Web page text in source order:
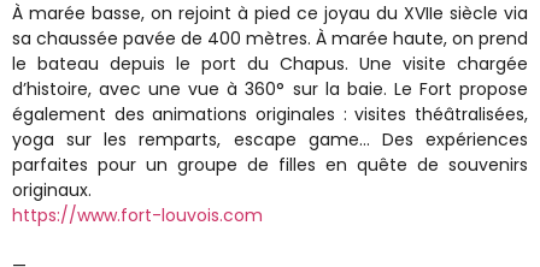
À marée basse, on rejoint à pied ce joyau du XVIIe siècle via
sa chaussée pavée de 400 mètres. À marée haute, on prend
le bateau depuis le port du Chapus. Une visite chargée
d’histoire, avec une vue à 360° sur la baie. Le Fort propose
également des animations originales : visites théâtralisées,
yoga sur les remparts, escape game… Des expériences
parfaites pour un groupe de filles en quête de souvenirs
originaux.
https://www.fort-louvois.com